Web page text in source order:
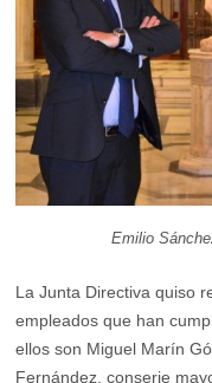
Emilio
La Junta Directiva quiso
empleados que han
ellos son Miguel Marín
Fernández, conserje